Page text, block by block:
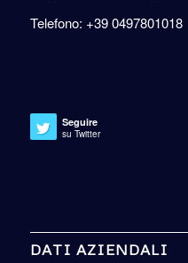
Telefono: +39 0497801018
Seguire
su Twitter
DATI AZIENDALI